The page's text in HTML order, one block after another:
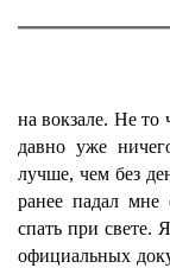
на вокзале. Не то
давно уже
лучше, чем без
ранее падал мне
спать при свете.
официальных